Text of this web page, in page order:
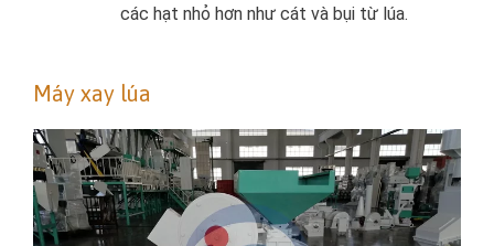
các hạt nhỏ hơn như cát và bụi từ lúa.
Máy xay lúa